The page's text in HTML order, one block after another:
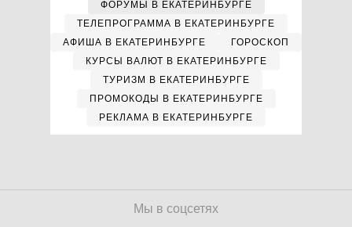
ФОРУМЫ В ЕКАТЕРИНБУРГЕ
ТЕЛЕПРОГРАММА В ЕКАТЕРИНБУРГЕ
АФИША В ЕКАТЕРИНБУРГЕ
ГОРОСКОП
КУРСЫ ВАЛЮТ В ЕКАТЕРИНБУРГЕ
ТУРИЗМ В ЕКАТЕРИНБУРГЕ
ПРОМОКОДЫ В ЕКАТЕРИНБУРГЕ
РЕКЛАМА В ЕКАТЕРИНБУРГЕ
Мы в соцсетях